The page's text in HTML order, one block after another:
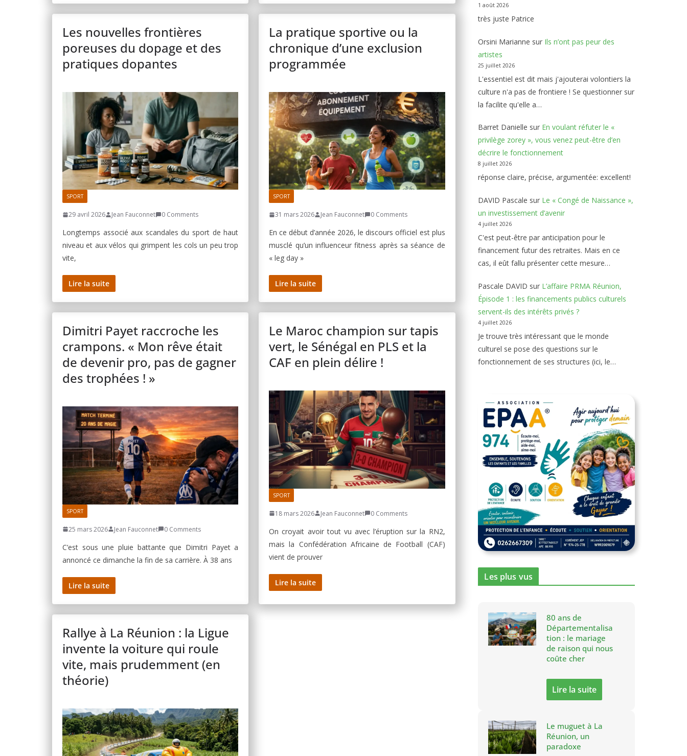
Les nouvelles frontières
poreuses du dopage et des
pratiques dopantes
SPORT
29 avril 2026 Jean Fauconnet 0 Comments
Longtemps associé aux scandales du sport de haut
niveau et aux vélos qui grimpent les cols un peu trop
vite,
Lire la suite
La pratique sportive ou la
chronique d’une exclusion
programmée
SPORT
31 mars 2026 Jean Fauconnet 0 Comments
En ce début d’année 2026, le discours officiel est plus
musclé qu’un influenceur fitness après sa séance de
« leg day »
Lire la suite
Dimitri Payet raccroche les
crampons. « Mon rêve était
de devenir pro, pas de gagner
des trophées ! »
SPORT
25 mars 2026 Jean Fauconnet 0 Comments
C’est sous une pluie battante que Dimitri Payet a
annoncé ce dimanche la fin de sa carrière. À 38 ans
Lire la suite
Le Maroc champion sur tapis
vert, le Sénégal en PLS et la
CAF en plein délire !
SPORT
18 mars 2026 Jean Fauconnet 0 Comments
On croyait avoir tout vu avec l’éruption sur la RN2,
mais la Confédération Africaine de Football (CAF)
vient de prouver
Lire la suite
Rallye à La Réunion : la Ligue
invente la voiture qui roule
vite, mais prudemment (en
théorie)
1 août 2026
très juste Patrice
Orsini Marianne sur Ils n’ont pas peur des
artistes
25 juillet 2026
L'essentiel est dit mais j'ajouterai volontiers la
culture n'a pas de frontiere ! Se questionner sur
la facilite qu'elle a…
Barret Danielle sur En voulant réfuter le «
privilège zorey », vous venez peut-être d’en
décrire le fonctionnement
8 juillet 2026
réponse claire, précise, argumentée: excellent!
DAVID Pascale sur Le « Congé de Naissance »,
un investissement d’avenir
4 juillet 2026
C'est peut-être par anticipation pour le
financement futur des retraites. Mais en ce
cas, il eût fallu présenter cette mesure…
Pascale DAVID sur L’affaire PRMA Réunion,
Épisode 1 : les financements publics culturels
servent-ils des intérêts privés ?
4 juillet 2026
Je trouve très intéressant que le monde
culturel se pose des questions sur le
fonctionnement de ses structures (ici, le…
Les plus vus
80 ans de
Départementalisa
tion : le mariage
de raison qui nous
coûte cher
Lire la suite
Le muguet à La
Réunion, un
paradoxe